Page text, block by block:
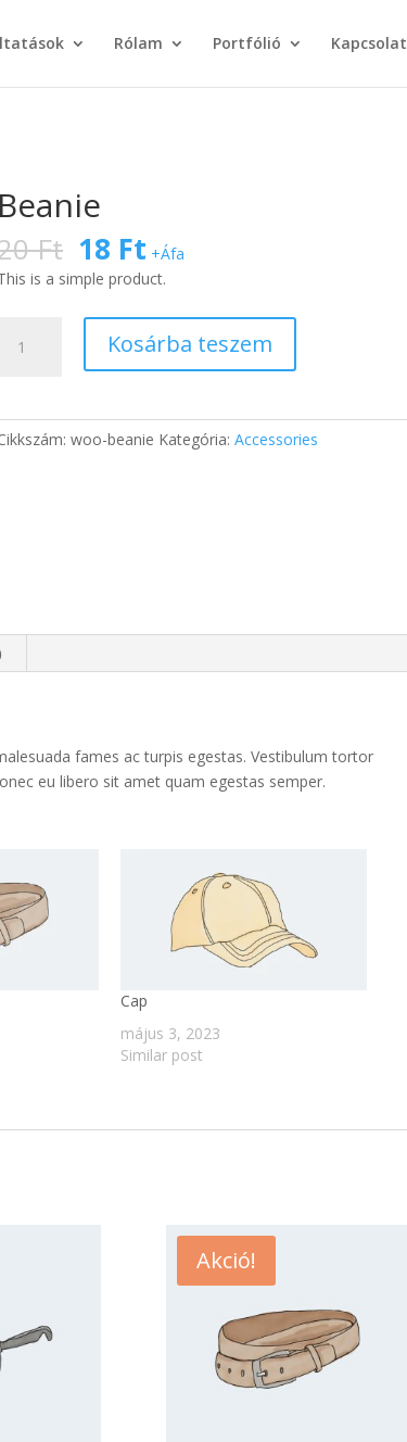
Rólam Portfólió Kapcsolat
Beanie
Ft 18 Ft +Áfa
is a simple product.
mennyiség
Kosárba teszem
woo-beanie Kategória:Accessories
fames ac turpis egestas. Vestibulum tortor
eu libero sit amet quam egestas semper.
Cap
május 3, 2023
Similar post
Akció!